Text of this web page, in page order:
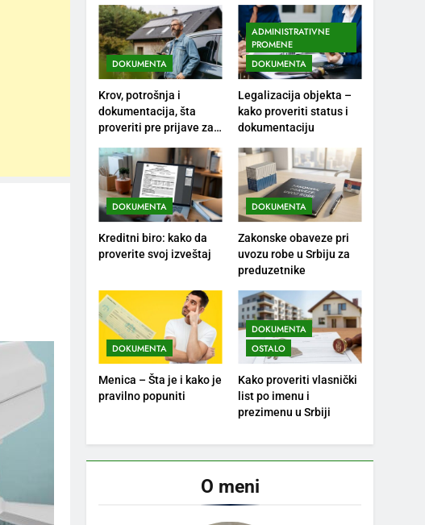
DOKUMENTA
Krov, potrošnja i
dokumentacija, šta
proveriti pre prijave za
ADMINISTRATIVNE
PROMENE
DOKUMENTA
Legalizacija objekta –
kako proveriti status i
dokumentaciju
DOKUMENTA
Kreditni biro: kako da
proverite svoj izveštaj
DOKUMENTA
Zakonske obaveze pri
uvozu robe u Srbiju za
preduzetnike
DOKUMENTA
Menica – Šta je i kako je
pravilno popuniti
DOKUMENTA
OSTALO
Kako proveriti vlasnički
list po imenu i
prezimenu u Srbiji
O meni